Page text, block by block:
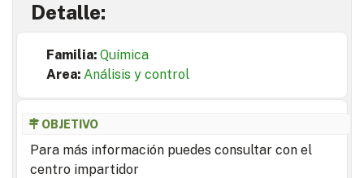
Detalle:
Familia: Química
Area: Análisis y control
OBJETIVO
Para más información puedes consultar con el
centro impartidor